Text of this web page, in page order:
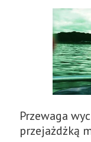
Przewaga
przejażdżką